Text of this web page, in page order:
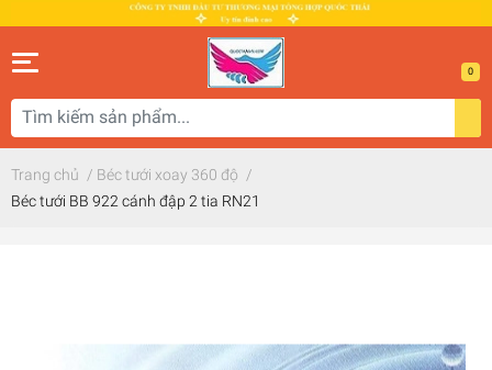
0
Trang chủ / Béc tưới xoay 360 độ /
Béc tưới BB 922 cánh đập 2 tia RN21